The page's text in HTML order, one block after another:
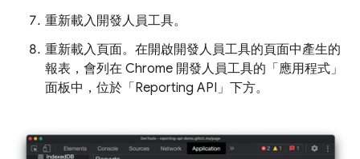
重新載入開發人員工具。
重新載入頁面。在開啟開發人員工具的頁面中產生的
報表，會列在 Chrome 開發人員工具的「應用程式」
面板中，位於「Reporting API」 下方。